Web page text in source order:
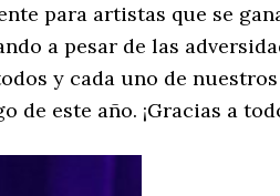
para artistas que se
a pesar de las
y cada uno de
este año. ¡Gracias a